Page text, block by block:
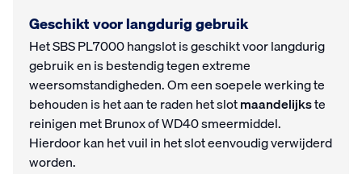
Geschikt voor langdurig gebruik
Het SBS PL7000 hangslot is geschikt voor langdurig
gebruik en is bestendig tegen extreme
weersomstandigheden. Om een soepele werking te
behouden is het aan te raden het slotmaandelijkste
reinigen met Brunox of WD40 smeermiddel.
Hierdoor kan het vuil in het slot eenvoudig verwijderd
worden.